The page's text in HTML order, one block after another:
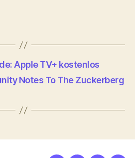
Apple TV+ kostenlos
Notes To The Zuckerberg